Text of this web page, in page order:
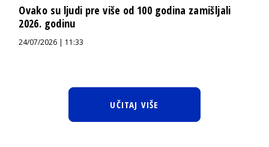
Ovako su ljudi pre više od 100 godina zamišljali
2026. godinu
24/07/2026 | 11:33
UČITAJ VIŠE